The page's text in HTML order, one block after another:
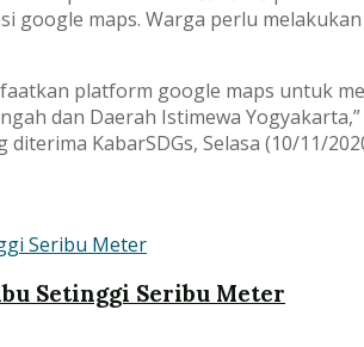
maps. Warga perlu
platform google maps untuk
dan Daerah Istimewa
KabarSDGs, Selasa (10/11/
Setinggi Seribu Meter